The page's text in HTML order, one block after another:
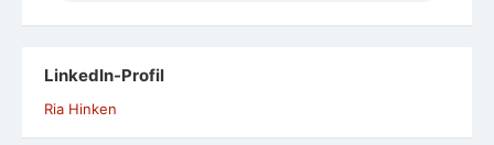
LinkedIn-Profil
Ria Hinken